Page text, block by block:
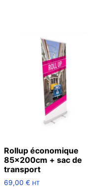
Rollup économique
85x200cm + sac de
transport
69,00 € HT